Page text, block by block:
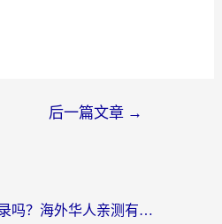
后一篇文章 →
12123在国外能登录吗？海外华人亲测有效的回国加速器选择指南